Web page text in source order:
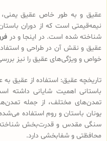
عقیق و به طور خاص عقیق
نیمه‌قیمتی است که از دوران
شناخته شده است. در اینجا و در
عقیق و نقش آن در طراحی و
خواص و ویژگی‌های عقیق را نیز
تاریخچه عقیق: استفاده از عقیق
باستانی اهمیت شایانی داشته
تمدن‌های مختلف، از جمله
یونان باستان و روم استفاده
سنگی مقدس و قدرت‌بخش شناخته
محافظتی و شفابخشی دارد.